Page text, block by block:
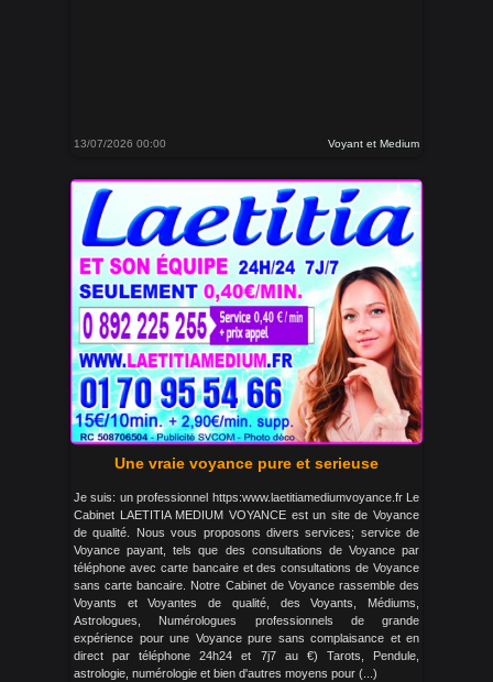
13/07/2026 00:00 Voyant et Medium
Une vraie voyance pure et serieuse
Je suis: un professionnel https:www.laetitiamediumvoyance.fr Le
Cabinet LAETITIA MEDIUM VOYANCE est un site de Voyance
de qualité. Nous vous proposons divers services; service de
Voyance payant, tels que des consultations de Voyance par
téléphone avec carte bancaire et des consultations de Voyance
sans carte bancaire. Notre Cabinet de Voyance rassemble des
Voyants et Voyantes de qualité, des Voyants, Médiums,
Astrologues, Numérologues professionnels de grande
expérience pour une Voyance pure sans complaisance et en
direct par téléphone 24h24 et 7j7 au €) Tarots, Pendule,
astrologie, numérologie et bien d'autres moyens pour (...)